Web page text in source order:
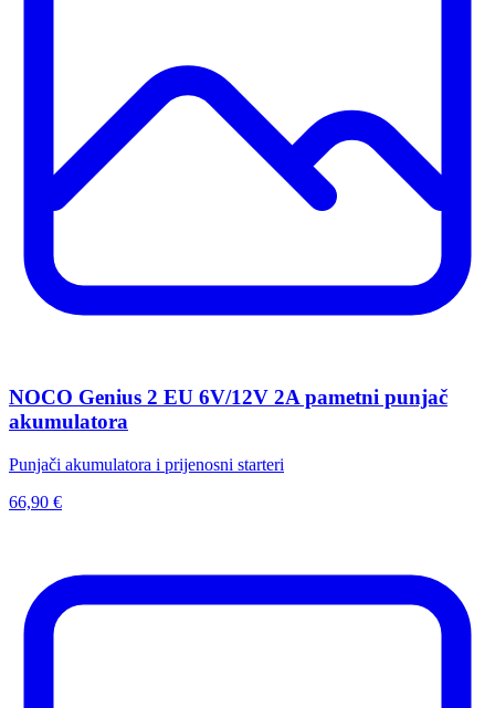
NOCO Genius 2 EU 6V/12V 2A pametni punjač
akumulatora
Punjači akumulatora i prijenosni starteri
66,90 €